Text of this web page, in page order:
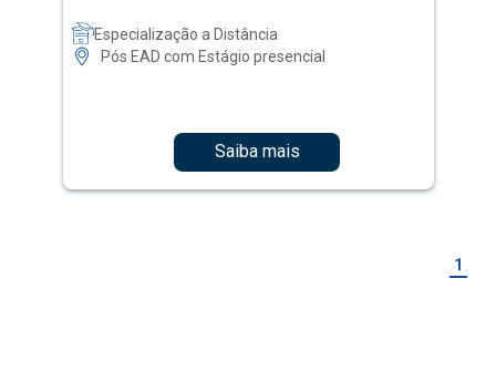
Especialização a Distância
Pós EAD com Estágio presencial
Saiba mais
1